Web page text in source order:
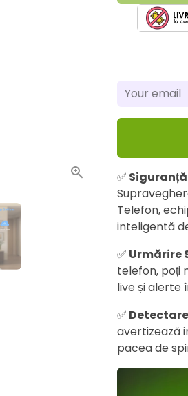
✅
Telefon,
inteligentă
✅ Urmărire
telefon, poți
live și alerte
✅
avertizează
pacea de